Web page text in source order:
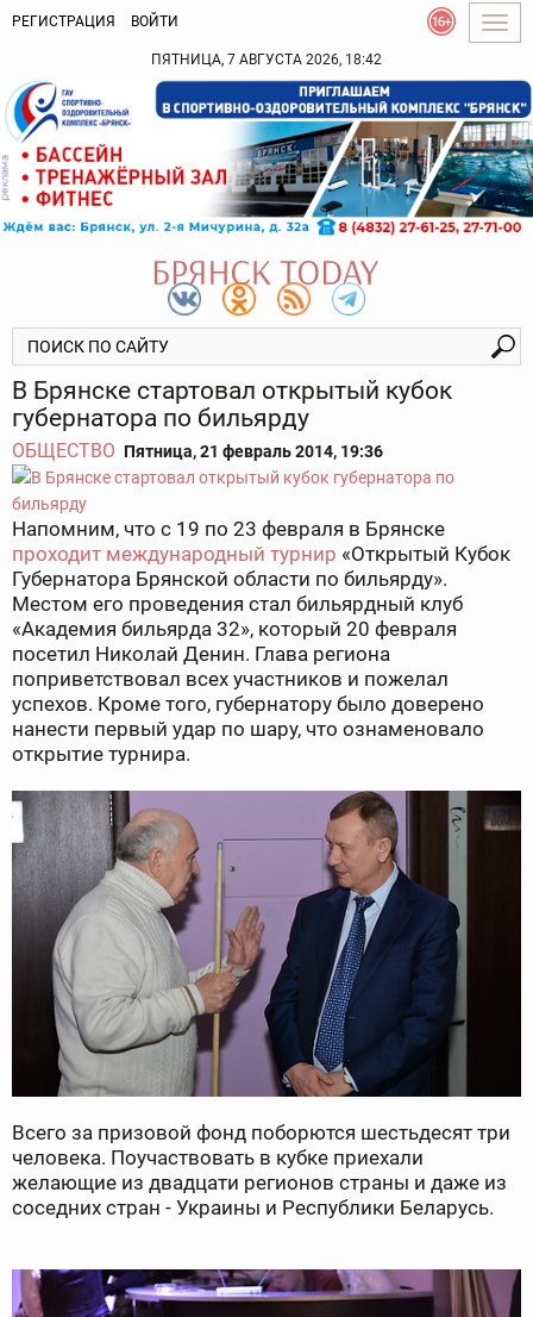
РЕГИСТРАЦИЯ ВОЙТИ
ПЯТНИЦА, 7 АВГУСТА 2026, 18:42
В Брянске стартовал открытый кубок
губернатора по бильярду
ОБЩЕСТВО Пятница, 21 февраль 2014, 19:36
Напомним, что с 19 по 23 февраля в Брянске
проходит международный турнир «Открытый Кубок
Губернатора Брянской области по бильярду».
Местом его проведения стал бильярдный клуб
«Академия бильярда 32», который 20 февраля
посетил Николай Денин. Глава региона
поприветствовал всех участников и пожелал
успехов. Кроме того, губернатору было доверено
нанести первый удар по шару, что ознаменовало
открытие турнира.
Всего за призовой фонд поборются шестьдесят три
человека. Поучаствовать в кубке приехали
желающие из двадцати регионов страны и даже из
соседних стран - Украины и Республики Беларусь.